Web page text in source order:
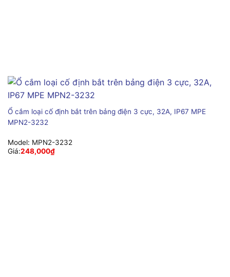
Ổ cắm loại cố định bắt trên bảng điện 3 cực, 32A, IP67 MPE
MPN2-3232
Model: MPN2-3232
Giá:248,000₫